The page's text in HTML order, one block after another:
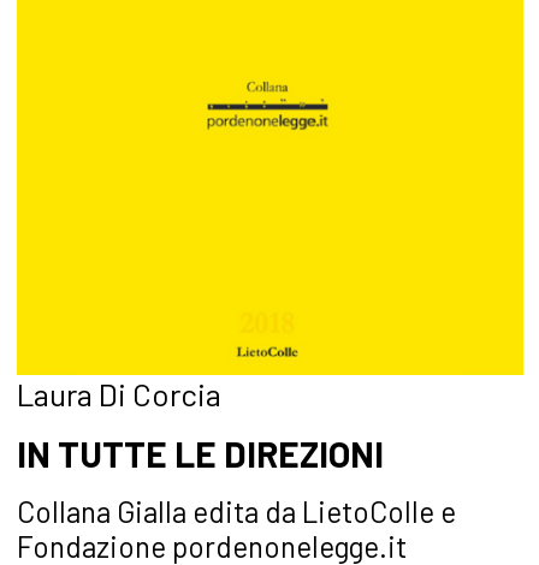
Laura Di Corcia
IN TUTTE LE DIREZIONI
Collana Gialla edita da LietoColle e
Fondazione pordenonelegge.it